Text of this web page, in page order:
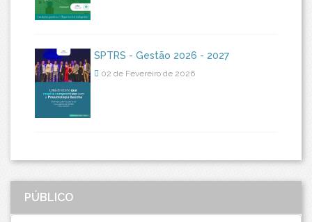
SPTRS - Gestão 2026 - 2027
02 de Fevereiro de 2026
PÚBLICO